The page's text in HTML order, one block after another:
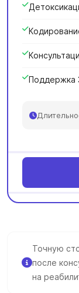
Поддержка
Точную
после
на